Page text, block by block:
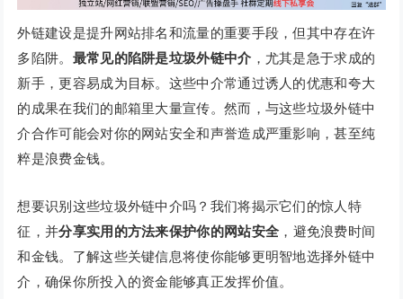
外链建设是提升网站排名和流量的重要手段，但其中存在许
多陷阱。 最常见的陷阱是垃圾外链中介 ，尤其是急于求成的
新手，更容易成为目标。这些中介常通过诱人的优惠和夸大
的成果在我们的邮箱里大量宣传。然而，与这些垃圾外链中
介合作可能会对你的网站安全和声誉造成严重影响，甚至纯
粹是浪费金钱。
想要识别这些垃圾外链中介吗？我们将揭示它们的惊人特
征，并分享实用的方法来保护你的网站安全，避免浪费时间
和金钱。了解这些关键信息将使你能够更明智地选择外链中
介，确保你所投入的资金能够真正发挥价值。